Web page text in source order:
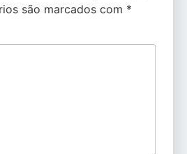
são marcados com *